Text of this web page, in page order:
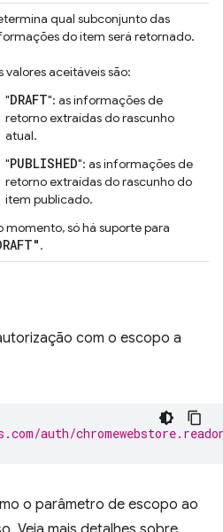
qual subconjunto das
do item será retornado.
valores aceitáveis são:
"DRAFT": as informações de
retorno extraídas do rascunho
atual.
"PUBLISHED": as informações de
retorno extraídas do rascunho do
item publicado.
momento, só há suporte para
.
com o escopo a
auth/
o parâmetro de escopo ao